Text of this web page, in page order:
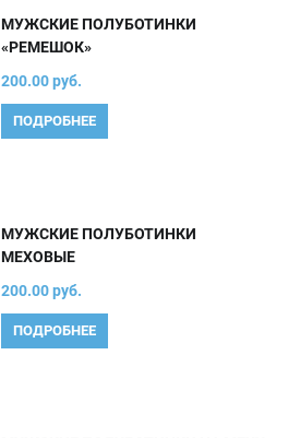
МУЖСКИЕ ПОЛУБОТИНКИ
«РЕМЕШОК»
200.00 руб.
ПОДРОБНЕЕ
МУЖСКИЕ ПОЛУБОТИНКИ
МЕХОВЫЕ
200.00 руб.
ПОДРОБНЕЕ